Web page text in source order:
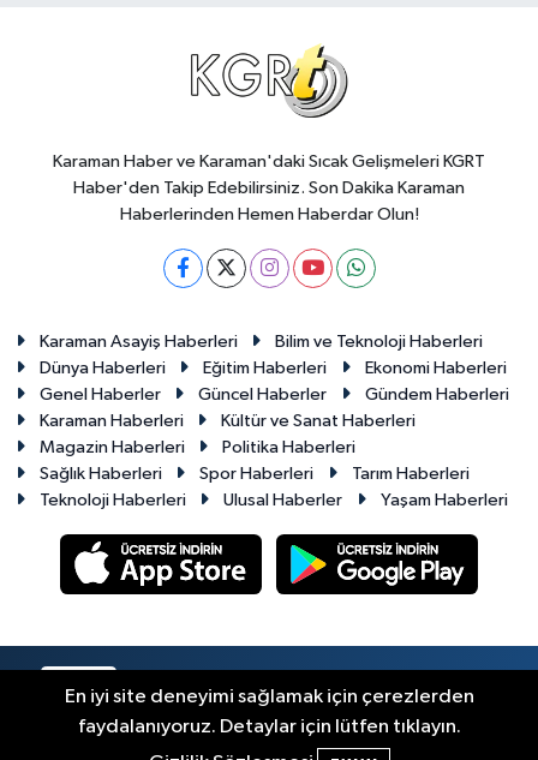
Karaman Haber ve Karaman'daki Sıcak Gelişmeleri KGRT
Haber'den Takip Edebilirsiniz. Son Dakika Karaman
Haberlerinden Hemen Haberdar Olun!
Karaman Asayiş Haberleri
Bilim ve Teknoloji Haberleri
Dünya Haberleri
Eğitim Haberleri
Ekonomi Haberleri
Genel Haberler
Güncel Haberler
Gündem Haberleri
Karaman Haberleri
Kültür ve Sanat Haberleri
Magazin Haberleri
Politika Haberleri
Sağlık Haberleri
Spor Haberleri
Tarım Haberleri
Teknoloji Haberleri
Ulusal Haberler Yaşam Haberleri
En iyi site deneyimi sağlamak için çerezlerden
faydalanıyoruz. Detaylar için lütfen tıklayın.